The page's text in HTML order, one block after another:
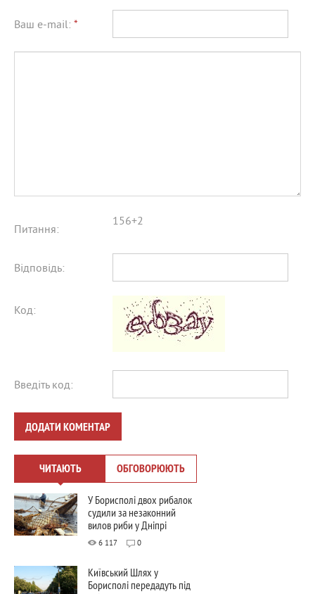
Ваш e-mail: *
Питання:
156+2
Відповідь:
Код:
Введіть код:
ДОДАТИ КОМЕНТАР
ЧИТАЮТЬ ОБГОВОРЮЮТЬ
У Борисполі двох рибалок
судили за незаконний
вилов риби у Дніпрі
6 117 0
Київський Шлях у
Борисполі передадуть під